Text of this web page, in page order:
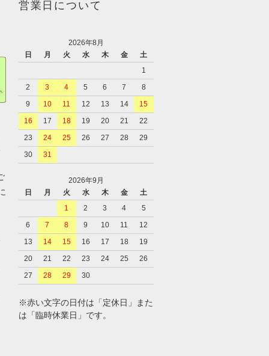
営業日について
2026年8月
日
月 火 水 木 金
土
1
2
3 4 5 6 7
8
9
10 11 12 13 14
15
16
17 18 19 20 21
22
23
24 25 26 27 28
29
30
31
2026年9月
日
月 火 水 木 金
土
1
2 3 4
5
6
7 8 9 10 11
12
13
14 15 16 17 18
19
20
21 22 23 24 25
26
27
28 29 30
※赤い文字の日付は「定休日」また
は「臨時休業日」です。